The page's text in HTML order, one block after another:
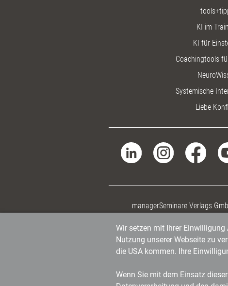
KI im
KI für
Coachingtools
Systemische
Liebe
managerSeminare Verlags
Wir setzen mit Ihrer
Nutzung unserer Webseite zu
die USA kommen. Ihre
Wenn Sie mit dem Einsatz